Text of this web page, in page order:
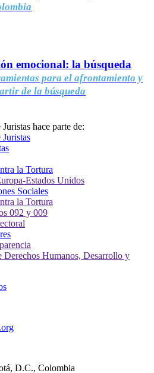
emocional: la búsqueda
para el afrontamiento y
de la búsqueda
hace parte de:
D.C., Colombia